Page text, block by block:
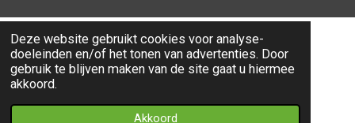
Deze website gebruikt cookies voor analyse-
doeleinden en/of het tonen van advertenties. Door
gebruik te blijven maken van de site gaat u hiermee
akkoord.
Akkoord